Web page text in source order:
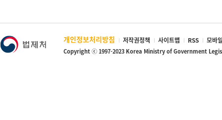
개인정보처리방침 저작권정책 사이트맵 RSS 모바
Copyright ⓒ 1997-2023 Korea Ministry of Government